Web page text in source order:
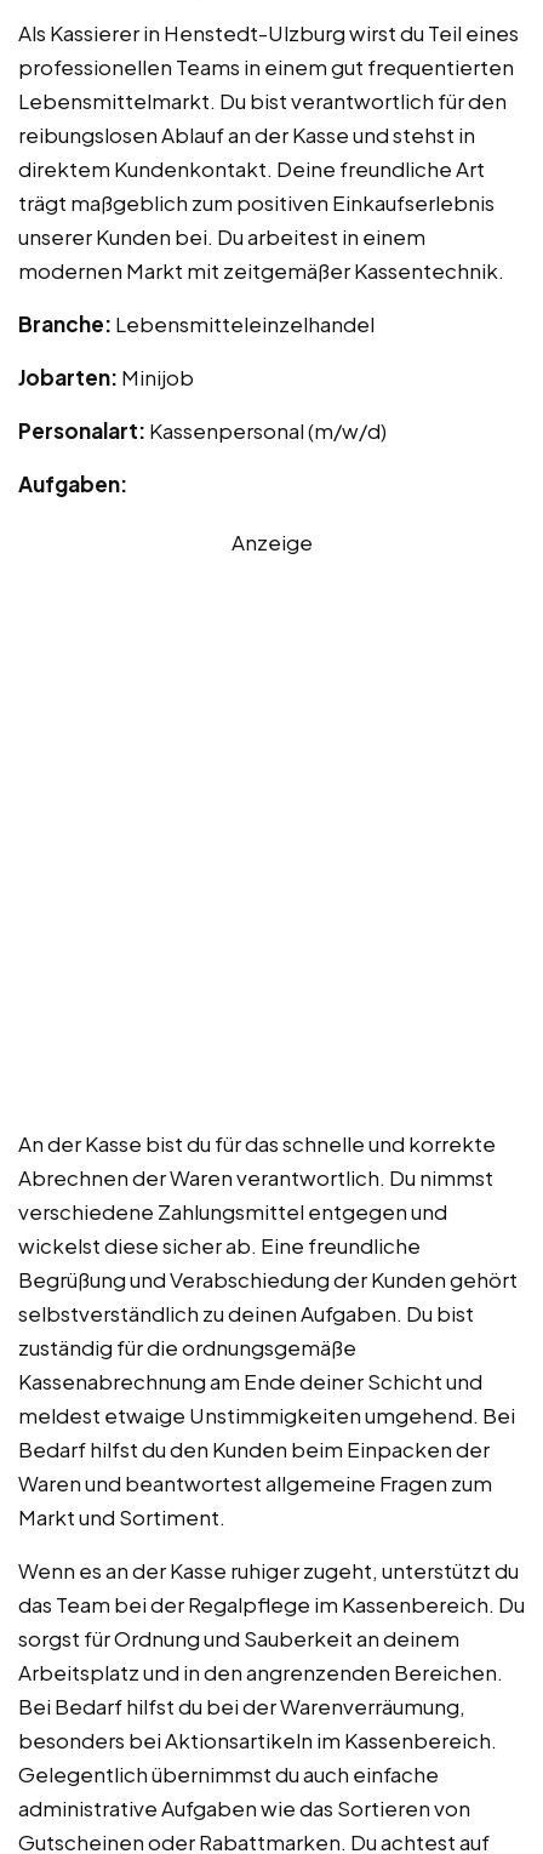
Als Kassierer in Henstedt-Ulzburg wirst du Teil eines
professionellen Teams in einem gut frequentierten
Lebensmittelmarkt. Du bist verantwortlich für den
reibungslosen Ablauf an der Kasse und stehst in
direktem Kundenkontakt. Deine freundliche Art
trägt maßgeblich zum positiven Einkaufserlebnis
unserer Kunden bei. Du arbeitest in einem
modernen Markt mit zeitgemäßer Kassentechnik.
Branche: Lebensmitteleinzelhandel
Jobarten: Minijob
Personalart: Kassenpersonal (m/w/d)
Aufgaben:
Anzeige
An der Kasse bist du für das schnelle und korrekte
Abrechnen der Waren verantwortlich. Du nimmst
verschiedene Zahlungsmittel entgegen und
wickelst diese sicher ab. Eine freundliche
Begrüßung und Verabschiedung der Kunden gehört
selbstverständlich zu deinen Aufgaben. Du bist
zuständig für die ordnungsgemäße
Kassenabrechnung am Ende deiner Schicht und
meldest etwaige Unstimmigkeiten umgehend. Bei
Bedarf hilfst du den Kunden beim Einpacken der
Waren und beantwortest allgemeine Fragen zum
Markt und Sortiment.
Wenn es an der Kasse ruhiger zugeht, unterstützt du
das Team bei der Regalpflege im Kassenbereich. Du
sorgst für Ordnung und Sauberkeit an deinem
Arbeitsplatz und in den angrenzenden Bereichen.
Bei Bedarf hilfst du bei der Warenverräumung,
besonders bei Aktionsartikeln im Kassenbereich.
Gelegentlich übernimmst du auch einfache
administrative Aufgaben wie das Sortieren von
Gutscheinen oder Rabattmarken. Du achtest auf